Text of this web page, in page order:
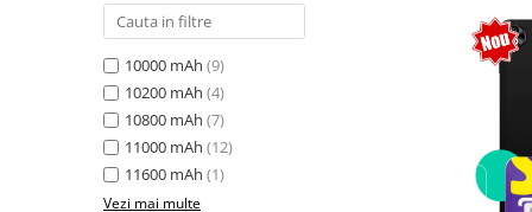
10000 mAh (9)
10200 mAh (4)
10800 mAh (7)
11000 mAh (12)
11600 mAh (1)
Vezi mai multe